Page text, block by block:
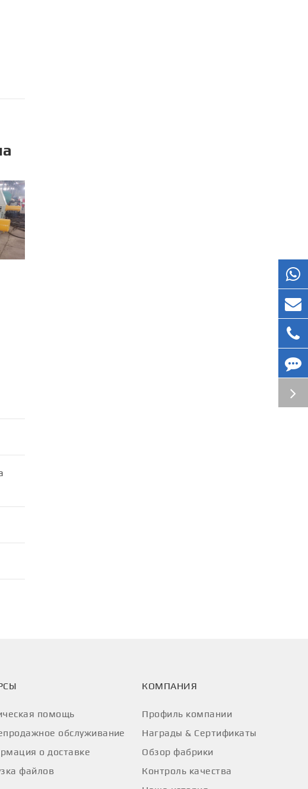
помощь
обслуживание
о доставке
файлов
КОМПАНИЯ
Профиль компании
Награды & Сертификаты
Обзор фабрики
Контроль качества